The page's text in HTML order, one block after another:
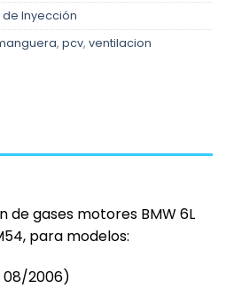
de Inyección
, pcv, ventilacion
de gases motores BMW 6L
para modelos:
2006)